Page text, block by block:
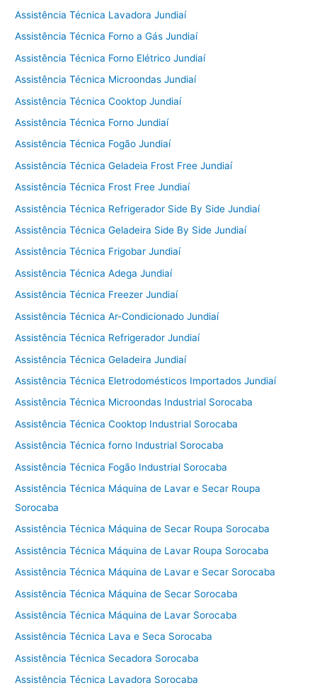
Assistência Técnica Lavadora Jundiaí
Assistência Técnica Forno a Gás Jundiaí
Assistência Técnica Forno Elétrico Jundiaí
Assistência Técnica Microondas Jundiaí
Assistência Técnica Cooktop Jundiaí
Assistência Técnica Forno Jundiaí
Assistência Técnica Fogão Jundiaí
Assistência Técnica Geladeia Frost Free Jundiaí
Assistência Técnica Frost Free Jundiaí
Assistência Técnica Refrigerador Side By Side Jundiaí
Assistência Técnica Geladeira Side By Side Jundiaí
Assistência Técnica Frigobar Jundiaí
Assistência Técnica Adega Jundiaí
Assistência Técnica Freezer Jundiaí
Assistência Técnica Ar-Condicionado Jundiaí
Assistência Técnica Refrigerador Jundiaí
Assistência Técnica Geladeira Jundiaí
Assistência Técnica Eletrodomésticos Importados Jundiaí
Assistência Técnica Microondas Industrial Sorocaba
Assistência Técnica Cooktop Industrial Sorocaba
Assistência Técnica forno Industrial Sorocaba
Assistência Técnica Fogão Industrial Sorocaba
Assistência Técnica Máquina de Lavar e Secar Roupa
Sorocaba
Assistência Técnica Máquina de Secar Roupa Sorocaba
Assistência Técnica Máquina de Lavar Roupa Sorocaba
Assistência Técnica Máquina de Lavar e Secar Sorocaba
Assistência Técnica Máquina de Secar Sorocaba
Assistência Técnica Máquina de Lavar Sorocaba
Assistência Técnica Lava e Seca Sorocaba
Assistência Técnica Secadora Sorocaba
Assistência Técnica Lavadora Sorocaba